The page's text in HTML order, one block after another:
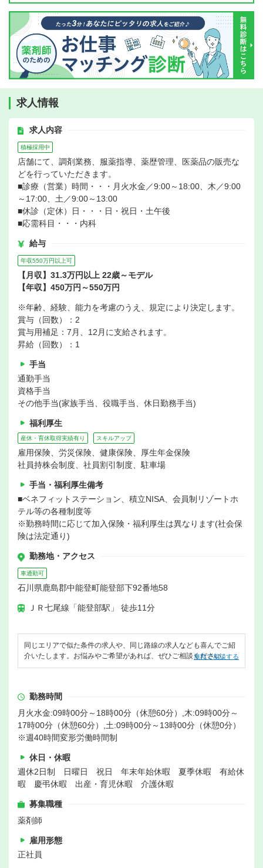
求人情報
求人内容
積極採用中
店舗にて、調剤業務、服薬指導、薬歴管理、医薬品の販売な
どを行っていただきます。
■診療（営業）時間・・・月火水金／9:00～18:00、木／9:00
～17:00、土／9:00～13:00
■休診（定休）日・・・日・祝日・土午後
■応需科目・・・内科
給与
年収550万円以上可
【月収】31.3万円以上 22歳～モデル
【年収】450万円～550万円
※年齢、経験、能力を考慮のうえ、規定により決定します。
賞与（回数）：2
賞与用補足：7月、12月に支給されます。
昇給（回数）：1
手当
通勤手当
資格手当
その他手当(家族手当、役職手当、休日勤務手当)
福利厚生
産休・育休取得実績有り スキルアップ
雇用保険、労災保険、健康保険、厚生年金保険
社員持株会制度、社員割引制度、駐車場
手当・福利厚生備考
■ベネフィットステーション、積立NISA、会員制リゾートホ
テル等の各種制度等
※勤務時間に応じて加入保険・福利厚生は異なります(社会保
険は法定通り)
勤務地・アクセス
車通勤可
石川県鹿島郡中能登町能登部下92番地58
ＪＲ七尾線「能登部駅」 徒歩11分
同じエリアで似た条件の求人や、同じ路線の求人なども喜んでご紹
介いたします。お悩みやご希望があれば、ぜひご相談ください。
無料で相談する
勤務時間
月火水金:09時00分～18時00分（休憩60分）,木:09時00分～
17時00分（休憩60分）,土:09時00分～13時00分（休憩0分）
※週40時間変形労働時間制
休日・休暇
週休2日制 日曜日 祝日 年末年始休暇 夏季休暇 有給休
暇 慶弔休暇 出産・育児休暇 介護休暇
募集職種
薬剤師
雇用形態
正社員